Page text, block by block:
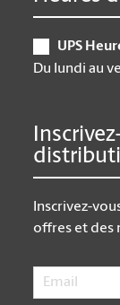
UPS
Du lundi au
Inscrivez-
offres et des
Email